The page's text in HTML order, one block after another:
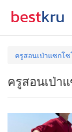
ครูสอนเป่าแซกโ
ครูสอนเป่า